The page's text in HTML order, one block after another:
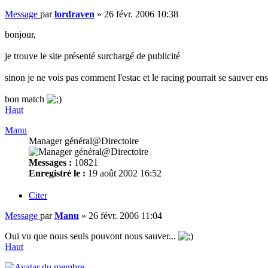
Message parlordraven » 26 févr. 2006 10:38
bonjour,
je trouve le site présenté surchargé de publicité
sinon je ne vois pas comment l'estac et le racing pourrait se sauver
bon match
Haut
Manu
Manager général@Directoire
Messages : 10821
Enregistré le : 19 août 2002 16:52
Citer
Message parManu » 26 févr. 2006 11:04
Oui vu que nous seuls pouvont nous sauver...
Haut